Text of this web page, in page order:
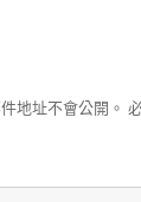
地址不會公開。